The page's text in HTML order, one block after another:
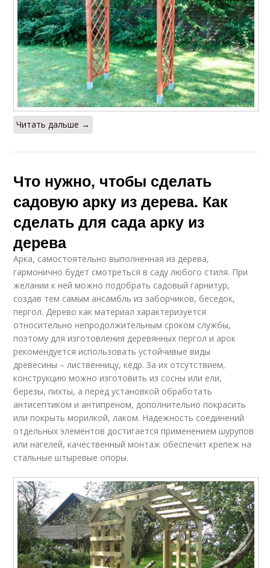
Читать дальше →
Что нужно, чтобы сделать
садовую арку из дерева. Как
сделать для сада арку из
дерева
Арка, самостоятельно выполненная из дерева,
гармонично будет смотреться в саду любого стиля. При
желании к ней можно подобрать садовый гарнитур,
создав тем самым ансамбль из заборчиков, беседок,
пергол. Дерево как материал характеризуется
относительно непродолжительным сроком службы,
поэтому для изготовления деревянных пергол и арок
рекомендуется использовать устойчивые виды
древесины – лиственницу, кедр. За их отсутствием,
конструкцию можно изготовить из сосны или ели,
березы, пихты, а перед установкой обработать
антисептиком и антипреном, дополнительно покрасить
или покрыть морилкой, лаком. Надежность соединений
отдельных элементов достигается применением шурупов
или нагелей, качественный монтаж обеспечит крепеж на
стальные штыревые опоры.